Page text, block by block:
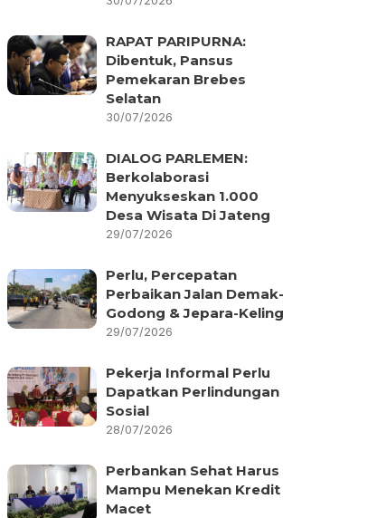
RAPAT PARIPURNA:
Dibentuk, Pansus
Pemekaran Brebes
Selatan
30/07/2026
DIALOG PARLEMEN:
Berkolaborasi
Menyukseskan 1.000
Desa Wisata Di Jateng
29/07/2026
Perlu, Percepatan
Perbaikan Jalan Demak-
Godong & Jepara-Keling
29/07/2026
Pekerja Informal Perlu
Dapatkan Perlindungan
Sosial
28/07/2026
Perbankan Sehat Harus
Mampu Menekan Kredit
Macet